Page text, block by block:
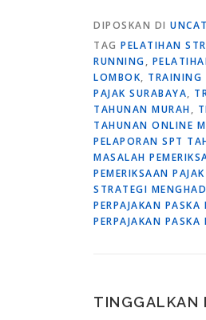
DIPOSKAN DI
TAG PELATIHAN
RUNNING,
LOMBOK, TRAINING
PAJAK SURABAYA,
TAHUNAN MURAH,
TAHUNAN ONLINE
PELAPORAN SPT
MASALAH
PEMERIKSAAN
STRATEGI
PERPAJAKAN
PERPAJAKAN
TINGGALKAN